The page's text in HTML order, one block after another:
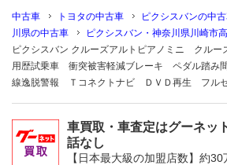
中古車 トヨタの中古車 ピクシスバンの中
川県の中古車
ピクシスバン・神奈川県川崎市
ピクシスバン クルーズアルトピアノミニ クル
用歴試乗車 衝突被害軽減ブレーキ ペダル踏み
線逸脱警報 Ｔコネクトナビ ＤＶＤ再生 フル
車買取・車査定はグーネ
話なし
【日本最大級の加盟店数】約